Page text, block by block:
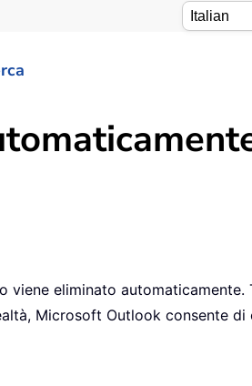
viene eliminato automaticamente.
Microsoft Outlook consente di